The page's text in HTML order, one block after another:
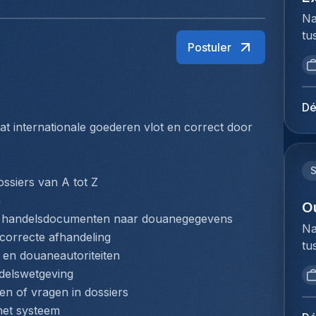
Postuler
internationale goederen vlot en correct door
van A tot Z
naar douanegegevens
afhandeling
douaneautoriteiten
of vragen in dossiers
systeem
&